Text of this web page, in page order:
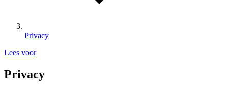
Privacy
Lees voor
Privacy